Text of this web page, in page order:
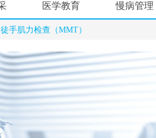
医学教育
资料学习
培训课程
学术沙龙
进修学习
慢病管理
服务流程
手肌力检查（MMT）